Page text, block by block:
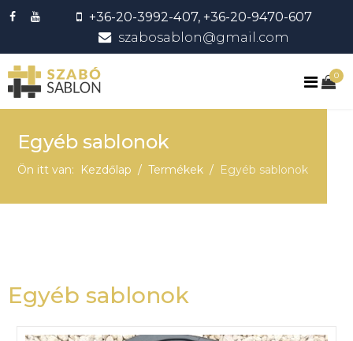
+36-20-3992-407, +36-20-9470-607
szabosablon@gmail.com
0
Egyéb sablonok
Ön itt van: Kezdőlap Termékek Egyéb sablonok
Egyéb sablonok